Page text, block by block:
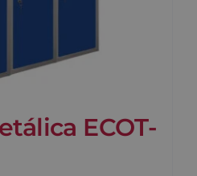
ECOT-